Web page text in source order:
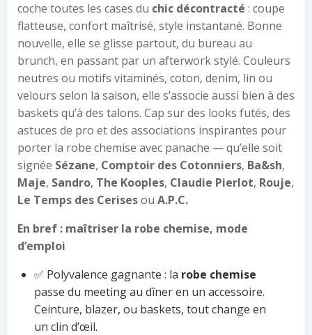
coche toutes les cases du chic décontracté : coupe
flatteuse, confort maîtrisé, style instantané. Bonne
nouvelle, elle se glisse partout, du bureau au
brunch, en passant par un afterwork stylé. Couleurs
neutres ou motifs vitaminés, coton, denim, lin ou
velours selon la saison, elle s’associe aussi bien à des
baskets qu’à des talons. Cap sur des looks futés, des
astuces de pro et des associations inspirantes pour
porter la robe chemise avec panache — qu’elle soit
signée Sézane, Comptoir des Cotonniers, Ba&sh,
Maje, Sandro, The Kooples, Claudie Pierlot, Rouje,
Le Temps des Cerisesou A.P.C.
En bref : maîtriser la robe chemise, mode
d’emploi
✅ Polyvalence gagnante : la robe chemise
passe du meeting au dîner en un accessoire.
Ceinture, blazer, ou baskets, tout change en
un clin d’œil.